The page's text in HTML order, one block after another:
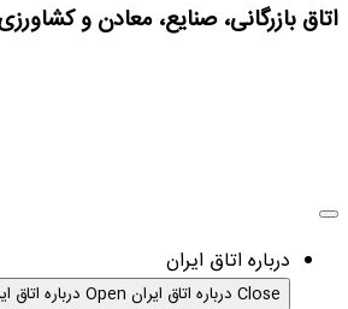
اتاق بازرگانی، صنایع، معادن و
درباره اتاق ایران
Close درباره اتاق ایران Open درباره اتاق ایران